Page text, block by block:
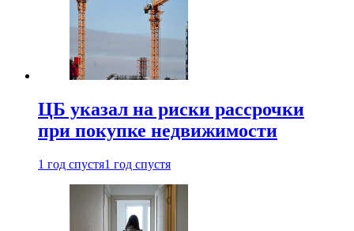
ЦБ указал на риски рассрочки
при покупке недвижимости
1 год спустя1 год спустя